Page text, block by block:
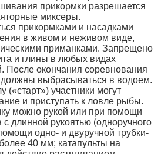
прикормки разрешается
миксеры.
прикормками и насадками
в живом и неживом виде,
приманками. Запрещено
и глины в любых видах
После окончания соревнования
должны выбрасываться в водоем.
(«старт») участники могут
и приступать к ловле рыбы.
можно рукой или при помощи
с длинной рукоятью (одноручного
одно- и двуручной трубки-
40 мм; катапульты на